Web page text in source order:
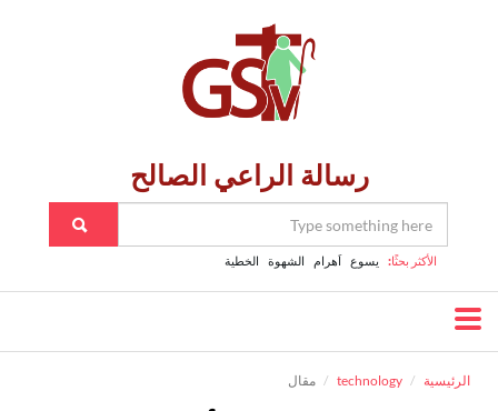
رسالة الراعي الصالح
الأكثر بحثًا: يسوع اَهرام الشهوة الخطية
الرئيسية technology مقال